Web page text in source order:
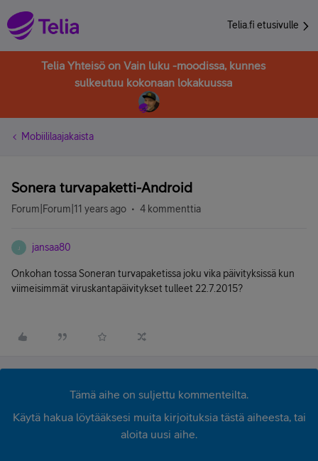
Telia.fi etusivulle
Telia Yhteisö on Vain luku -moodissa, kunnes
sulkeutuu kokonaan lokakuussa
Mobiililaajakaista
Sonera turvapaketti-Android
Forum|Forum|11 years ago 4 kommenttia
J jansaa80
Onkohan tossa Soneran turvapaketissa joku vika päivityksissä kun
viimeisimmät viruskantapäivitykset tulleet 22.7.2015?
Tämä aihe on suljettu kommenteilta.
Käytä hakua löytääksesi muita kirjoituksia tästä aiheesta, tai
aloita uusi aihe.